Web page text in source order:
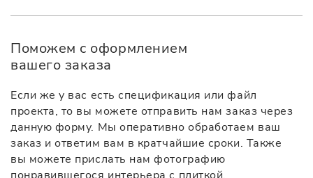
Поможем с оформлением
вашего заказа
Если же у вас есть спецификация или файл
проекта, то вы можете отправить нам заказ через
данную форму. Мы оперативно обработаем ваш
заказ и ответим вам в кратчайшие сроки. Также
вы можете прислать нам фотографию